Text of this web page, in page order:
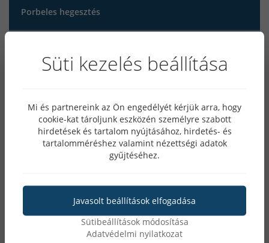
Porbeles hegesztés
Plazmavágás
MATEWELD Hungary
Süti kezelés beállítása
Mi és partnereink az Ön engedélyét kérjük arra, hogy
cookie-kat tároljunk eszközén személyre szabott
hirdetések és tartalom nyújtásához, hirdetés- és
tartalomméréshez valamint nézettségi adatok
gyűjtéséhez.
Javasolt beállítások elfogadása
Sütibeállítások módosítása
Adatvédelmi nyilatkozat